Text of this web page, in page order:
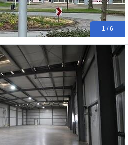
1 / 6